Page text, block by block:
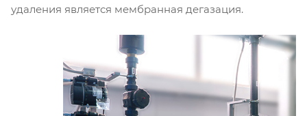
удаления является мембранная дегазация.